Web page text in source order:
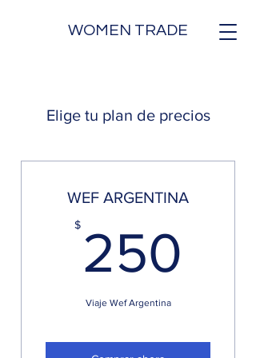
WOMEN TRADE
Elige tu plan de precios
WEF ARGENTINA
$ 250
Viaje Wef Argentina